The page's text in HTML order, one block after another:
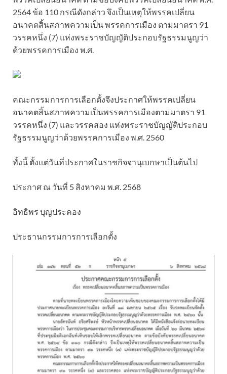
2564 ข้อ 110 กรณีดังกล่าว จึงเป็นเหตุให้พรรคเปลี่ยน
อนาคตสิ้นสภาพความเป็น พรรคการเมือง ตามมาตรา 91
วรรคหนึ่ง (7) แห่งพระราชบัญญัติประกอบรัฐธรรมนูญว่า
ด้วยพรรคการเมือง พ.ศ.
คณะกรรมการการเลือกตั้งจึงประกาศให้พรรคเปลี่ยน
อนาคตสิ้นสภาพความเป็นพรรคการเมืองตามมาตรา 91
วรรคหนึ่ง (7) และวรรคสอง แห่งพระราชบัญญัติประกอบ
รัฐธรรมนูญว่าด้วยพรรคการเมือง พ.ศ. 2560
ทั้งนี้ ตั้งแต่วันที่ประกาศในราชกิจจานุเบกษาเป็นต้นไป
ประกาศ ณ วันที่ 5 สิงหาคม พ.ศ. 2568
อิทธิพร บุญประคอง
ประธานกรรมการการเลือกตั้ง